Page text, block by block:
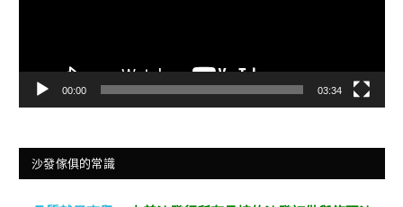
00:00 03:34
沙發傢俱的常識